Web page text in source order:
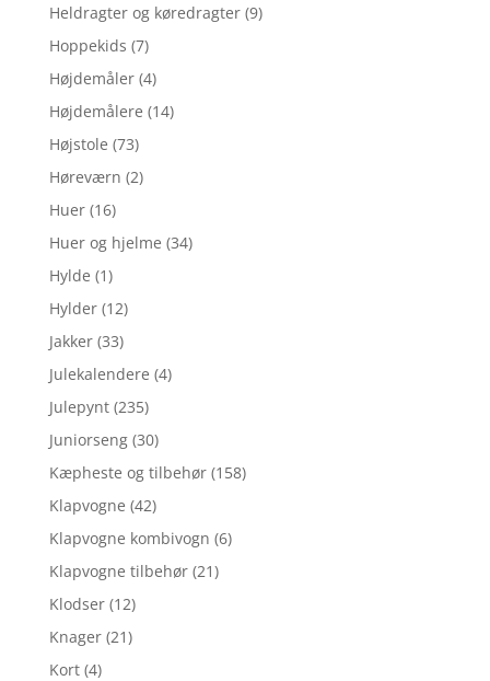
Heldragter og køredragter (9)
Hoppekids (7)
Højdemåler (4)
Højdemålere (14)
Højstole (73)
Høreværn (2)
Huer (16)
Huer og hjelme (34)
Hylde (1)
Hylder (12)
Jakker (33)
Julekalendere (4)
Julepynt (235)
Juniorseng (30)
Kæpheste og tilbehør (158)
Klapvogne (42)
Klapvogne kombivogn (6)
Klapvogne tilbehør (21)
Klodser (12)
Knager (21)
Kort (4)